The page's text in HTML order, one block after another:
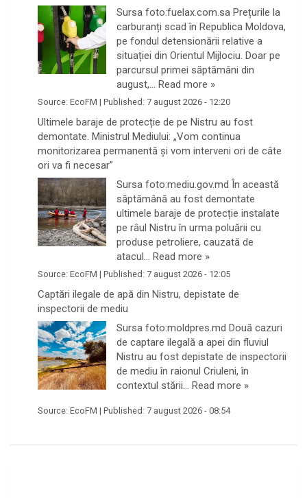
Sursa foto:fuelax.com.sa Prețurile la
carburanți scad în Republica Moldova,
pe fondul detensionării relative a
situației din Orientul Mijlociu. Doar pe
parcursul primei săptămâni din
august,… Read more »
Source: EcoFM | Published: 7 august 2026 - 12:20
Ultimele baraje de protecție de pe Nistru au fost
demontate. Ministrul Mediului: „Vom continua
monitorizarea permanentă și vom interveni ori de câte
ori va fi necesar”
Sursa foto:mediu.gov.md În această
săptămână au fost demontate
ultimele baraje de protecție instalate
pe râul Nistru în urma poluării cu
produse petroliere, cauzată de
atacul… Read more »
Source: EcoFM | Published: 7 august 2026 - 12:05
Captări ilegale de apă din Nistru, depistate de
inspectorii de mediu
Sursa foto:moldpres.md Două cazuri
de captare ilegală a apei din fluviul
Nistru au fost depistate de inspectorii
de mediu în raionul Criuleni, în
contextul stării… Read more »
Source: EcoFM | Published: 7 august 2026 - 08:54